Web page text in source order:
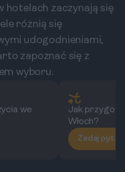
hotelach zaczynają się
różnią się
udogodnieniami,
zapoznać się z
wyboru.
we
Jak
Włoch?
Zadaj